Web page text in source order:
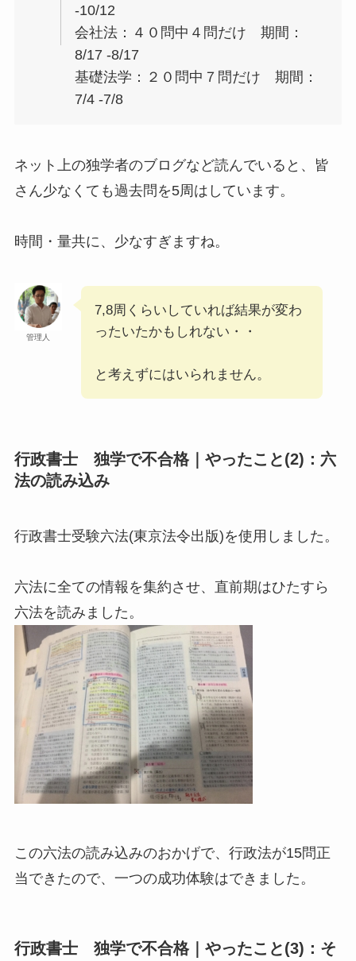
-10/12
会社法：４０問中４問だけ 期間：
8/17 -8/17
基礎法学：２０問中７問だけ 期間：
7/4 -7/8
ネット上の独学者のブログなど読んでいると、皆
さん少なくても過去問を5周はしています。
時間・量共に、少なすぎますね。
管理人
7,8周くらいしていれば結果が変わ
ったいたかもしれない・・
と考えずにはいられません。
行政書士 独学で不合格｜やったこと(2)：六
法の読み込み
行政書士受験六法(東京法令出版)を使用しました。
六法に全ての情報を集約させ、直前期はひたすら
六法を読みました。
この六法の読み込みのおかげで、行政法が15問正
当できたので、一つの成功体験はできました。
行政書士 独学で不合格｜やったこと(3)：そ